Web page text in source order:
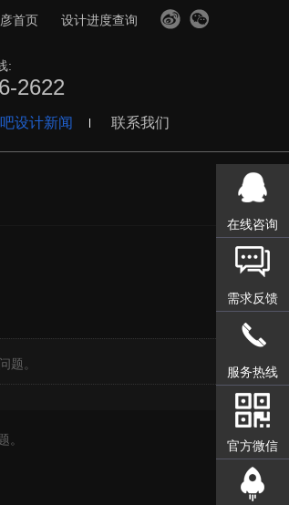
首页 设计进度查询
:
2622
设计新闻 联系我们
题。
。
在线咨询
需求反馈
服务热线
官方微信